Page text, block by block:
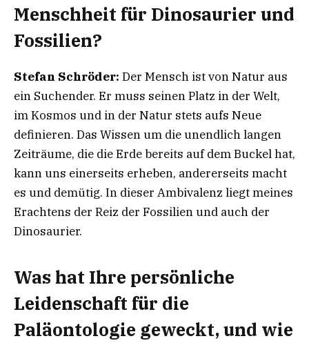
Menschheit für Dinosaurier und
Fossilien?
Stefan Schröder: Der Mensch ist von Natur aus
ein Suchender. Er muss seinen Platz in der Welt,
im Kosmos und in der Natur stets aufs Neue
definieren. Das Wissen um die unendlich langen
Zeiträume, die die Erde bereits auf dem Buckel hat,
kann uns einerseits erheben, andererseits macht
es und demütig. In dieser Ambivalenz liegt meines
Erachtens der Reiz der Fossilien und auch der
Dinosaurier.
Was hat Ihre persönliche
Leidenschaft für die
Paläontologie geweckt, und wie